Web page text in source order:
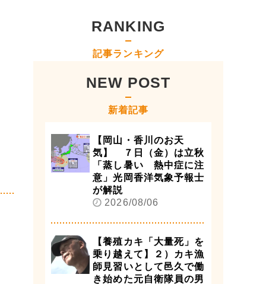
RANKING
記事ランキング
NEW POST
新着記事
【岡山・香川のお天
気】 ７日（金）は立秋
「蒸し暑い 熱中症に注
意」光岡香洋気象予報士
が解説
2026/08/06
【養殖カキ「大量死」を
乗り越えて】２）カキ漁
師見習いとして邑久で働
き始めた元自衛隊員の男